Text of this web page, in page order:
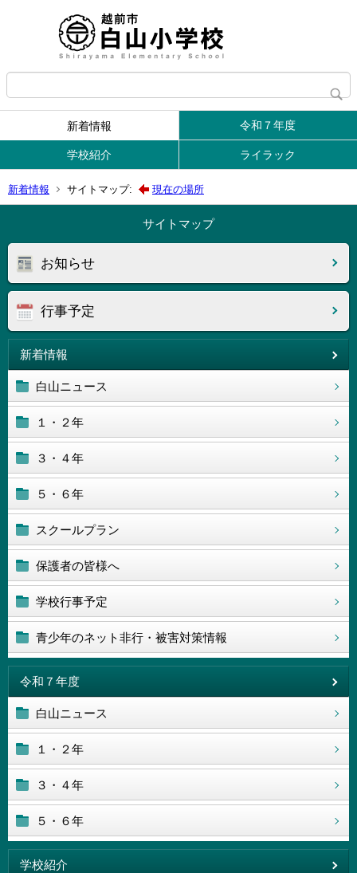
新着情報 令和７年度
学校紹介 ライラック
新着情報 サイトマップ: 現在の場所
サイトマップ
お知らせ
行事予定
新着情報
白山ニュース
１・２年
３・４年
５・６年
スクールプラン
保護者の皆様へ
学校行事予定
青少年のネット非行・被害対策情報
令和７年度
白山ニュース
１・２年
３・４年
５・６年
学校紹介